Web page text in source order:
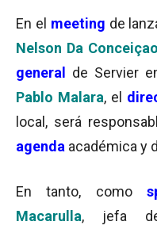
En el meeting de
Nelson Da Conceiçao
general
de Servier
Pablo Malara, el
local, será
agenda académica y
En tanto, como
Macarulla, jefa